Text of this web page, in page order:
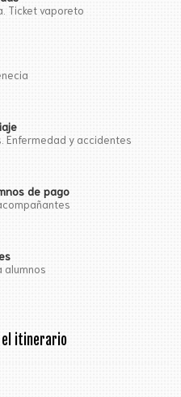
Ticket vaporeto
Enfermedad y accidentes
de pago
alumnos
el itinerario